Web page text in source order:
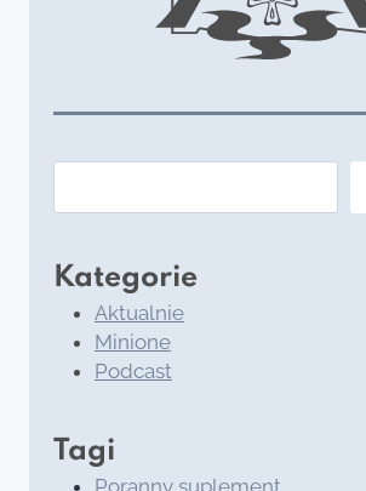
Kategorie
Aktualnie
Minione
Podcast
Tagi